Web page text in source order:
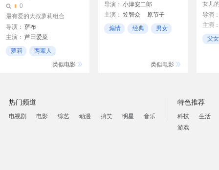
0
最有爱的大叔萝莉组合
导演： 萨布
主演： 芦田爱菜
松山研一
池胁千鹤
萝莉
两辈人
类似电影
导演： 小津安二郎
主演： 笠智众
原节子
杉村春子
月丘梦路
煽情 经典 男女
类似电影
女儿
导演
主演
父女
热门频道
电视剧 电影 综艺 动漫 搞笑 明星 音乐
特色推荐
科技
生活
游戏